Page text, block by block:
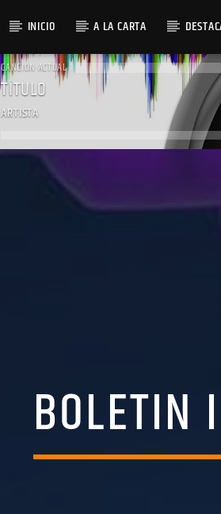
INICIO A LA CARTA
CANCIÓN ACTUAL
TÍTULO
ARTISTA
BOLETIN